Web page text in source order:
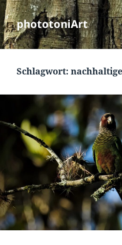
phototoniArt
Schlagwort: